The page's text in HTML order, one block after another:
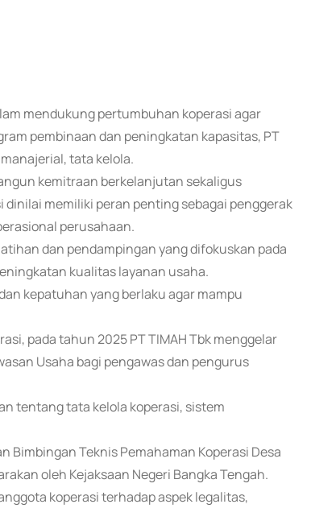
mendukung pertumbuhan koperasi agar
pembinaan dan peningkatan kapasitas, PT
tata kelola.
kemitraan berkelanjutan sekaligus
memiliki peran penting sebagai penggerak
perusahaan.
dan pendampingan yang difokuskan pada
kualitas layanan usaha.
kepatuhan yang berlaku agar mampu
pada tahun 2025 PT TIMAH Tbk menggelar
Usaha bagi pengawas dan pengurus
tentang tata kelola koperasi, sistem
Bimbingan Teknis Pemahaman Koperasi Desa
oleh Kejaksaan Negeri Bangka Tengah.
koperasi terhadap aspek legalitas,